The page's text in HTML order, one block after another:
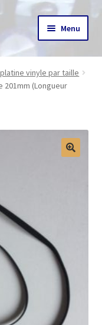
Menu
vinyle par taille
(Longueur